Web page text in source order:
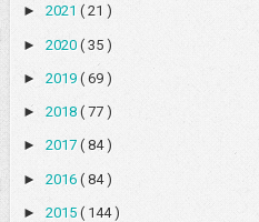
► 2021 ( 21 )
► 2020 ( 35 )
► 2019 ( 69 )
► 2018 ( 77 )
► 2017 ( 84 )
► 2016 ( 84 )
► 2015 ( 144 )